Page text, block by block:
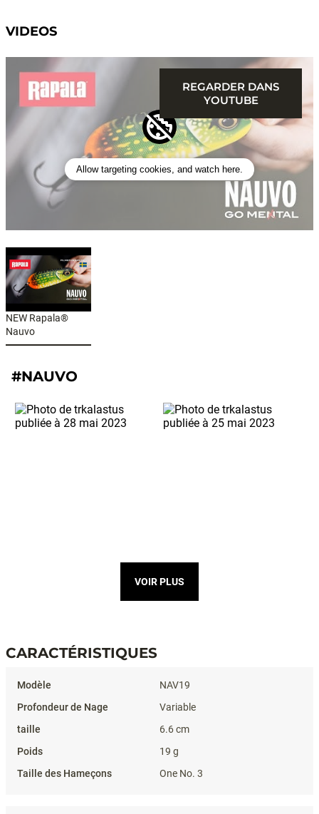
VIDEOS
Allow targeting cookies, and watch here.
REGARDER DANS
YOUTUBE
NEW Rapala®
Nauvo
#NAUVO
VOIR PLUS
CARACTÉRISTIQUES
NAV19
Variable
6.6 cm
19 g
One No. 3